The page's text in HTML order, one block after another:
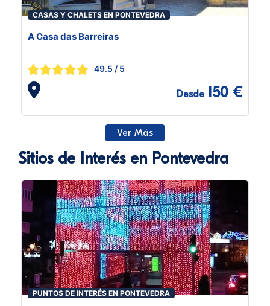
CASAS Y CHALETS EN PONTEVEDRA
A Casa das Barreiras
49.5 / 5
Desde 150 €
Ver Más
Sitios de Interés en Pontevedra
PUNTOS DE INTERÉS EN PONTEVEDRA